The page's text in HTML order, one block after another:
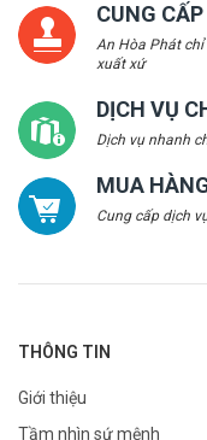
CUNG
An Hòa Phát
xuất xứ
DỊCH VỤ
Dịch vụ nhanh
MUA
Cung cấp dịch
THÔNG TIN
Giới thiệu
Tầm nhìn sứ mệnh